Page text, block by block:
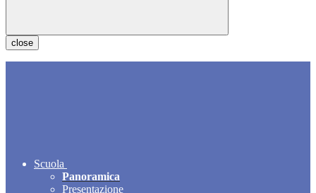
close
Scuola
Panoramica
Presentazione